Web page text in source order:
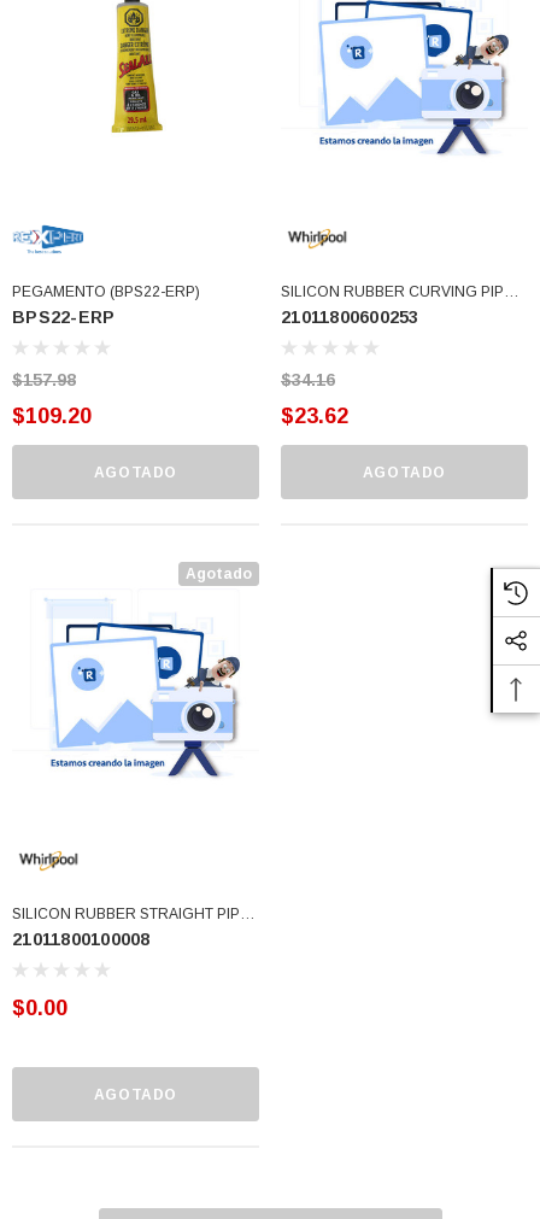
$46.62
$30.68
AGREGAR AL CARRITO
PEGAMENTO (BPS22-ERP)
BPS22-ERP
$157.98
$109.20
AGOTADO
SILICON RUBBER CURVING PIPE
(21011800600253)
21011800600253
$34.16
$23.62
AGOTADO
Agotado
SILICON RUBBER STRAIGHT PIPE
(21011800100008)
21011800100008
$0.00
AGOTADO